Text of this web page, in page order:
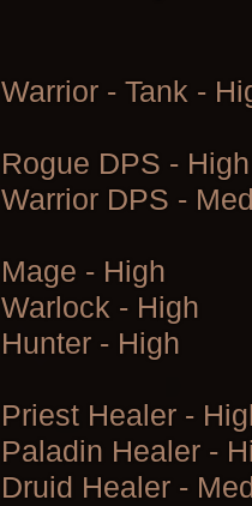
Warrior - Tank -
Rogue DPS - High
Warrior DPS -
Mage - High
Warlock - High
Hunter - High
Priest Healer -
Paladin Healer -
Druid Healer -